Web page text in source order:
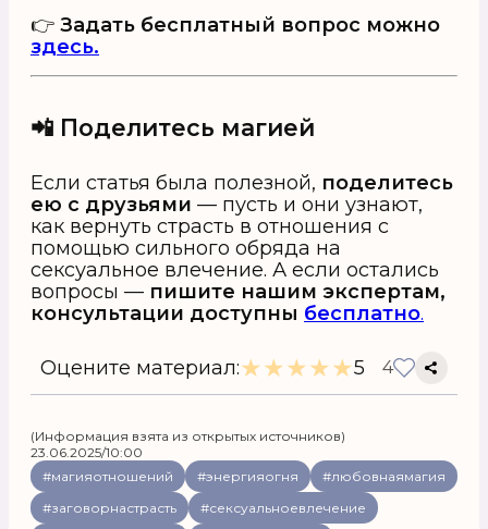
👉 Задать бесплатный вопрос можно
здесь.
📲 Поделитесь магией
Если статья была полезной, поделитесь
ею с друзьями — пусть и они узнают,
как вернуть страсть в отношения с
помощью сильного обряда на
сексуальное влечение. А если остались
вопросы — пишите нашим экспертам,
консультации доступны бесплатно.
Оцените материал:★★★★★5 4
(Информация взята из открытых источников)
23.06.2025/10:00
#магияотношений
#энергияогня
#любовнаямагия
#заговорнастрасть
#сексуальноевлечение